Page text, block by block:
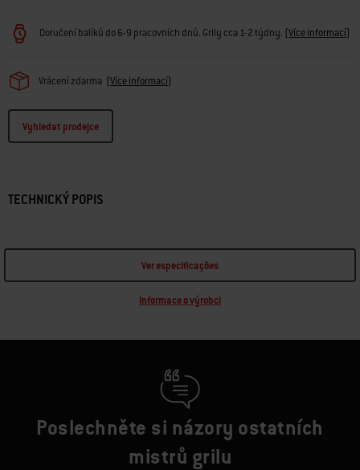
Doručení balíků do 6-9 pracovních dnů. Grily cca 1-2 týdny. (Více informací)
Vrácení zdarma (Více informací)
Vyhledat prodejce
TECHNICKÝ POPIS
Ver especificações
Informace o výrobci
Poslechněte si názory ostatních
mistrů grilu